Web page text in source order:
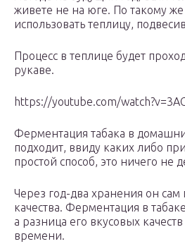
живете не на юге. По такому
использовать теплицу,
Процесс в теплице будет
рукаве.
https://youtube.com/
Ферментация табака в
подходит, ввиду каких либо
простой способ, это ничего не
Через год-два хранения он
качества. Ферментация в
а разница его вкусовых
времени.